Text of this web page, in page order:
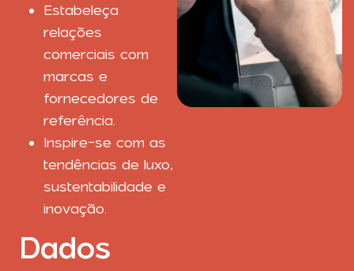
Estabeleça
relações
comerciais com
marcas e
fornecedores de
referência.
Inspire-se com as
tendências de luxo,
sustentabilidade e
inovação.
Dados